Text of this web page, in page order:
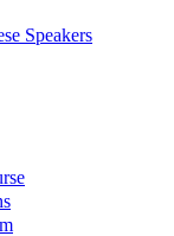
Speakers